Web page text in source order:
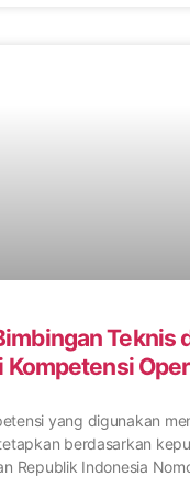
Teknis
yang digunakan
berdasarkan
Republik Indonesia